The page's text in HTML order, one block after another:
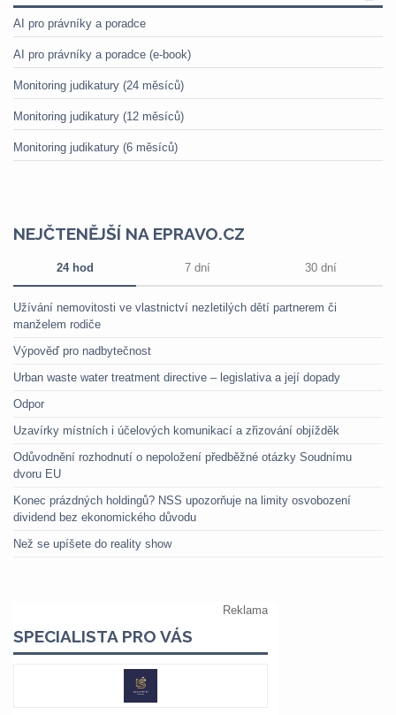
AI pro právníky a poradce
AI pro právníky a poradce (e-book)
Monitoring judikatury (24 měsíců)
Monitoring judikatury (12 měsíců)
Monitoring judikatury (6 měsíců)
NEJČTENĚJŠÍ NA EPRAVO.CZ
24 hod 7 dní 30 dní
Užívání nemovitosti ve vlastnictví nezletilých dětí partnerem či
manželem rodiče
Výpověď pro nadbytečnost
Urban waste water treatment directive – legislativa a její dopady
Odpor
Uzavírky místních i účelových komunikací a zřizování objížděk
Odůvodnění rozhodnutí o nepoložení předběžné otázky Soudnímu
dvoru EU
Konec prázdných holdingů? NSS upozorňuje na limity osvobození
dividend bez ekonomického důvodu
Než se upíšete do reality show